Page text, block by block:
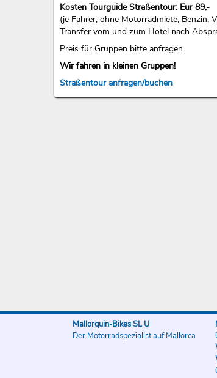
Kosten Tourguide Straßentour: Eur 89,-
(je Fahrer, ohne Motorradmiete, Benzin,
Transfer vom und zum Hotel nach
Preis für Gruppen bitte anfragen.
Wir fahren in kleinen Gruppen!
Straßentour anfragen/buchen
Mallorquin-Bikes SL U
Der Motorradspezialist auf Mallorca